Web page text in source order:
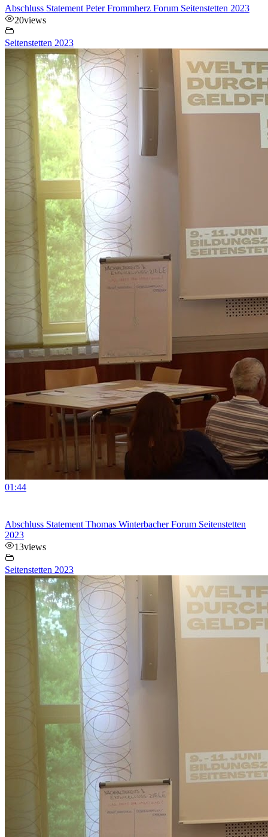
Abschluss Statement Peter Frommherz Forum Seitenstetten 2023
20views
Seitenstetten 2023
01:44
Abschluss Statement Thomas Winterbacher Forum Seitenstetten
2023
13views
Seitenstetten 2023